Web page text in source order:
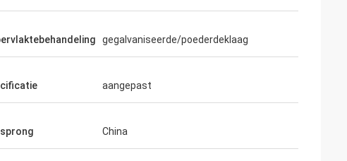
gegalvaniseerde/poederdeklaag
aangepast
China